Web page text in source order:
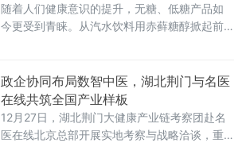
随着人们健康意识的提升，无糖、低糖产品如
今更受到青睐。从汽水饮料用赤藓糖醇掀起前
命，正悄然改变着我们的生活方式。健康中国
行动推进委员会印发《健康中国行动（2019—
2030年）》中建议，居民蔗糖的摄入量每人每
天不超过25克。
政企协同布局数智中医，湖北荆门与名医
在线共筑全国产业样板
12月27日，湖北荆门大健康产业链考察团赴名
医在线北京总部开展实地考察与战略洽谈，重